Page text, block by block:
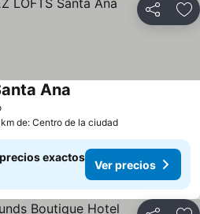
Compartir
Ana
de: Centro de la ciudad
exactos
Ver precios